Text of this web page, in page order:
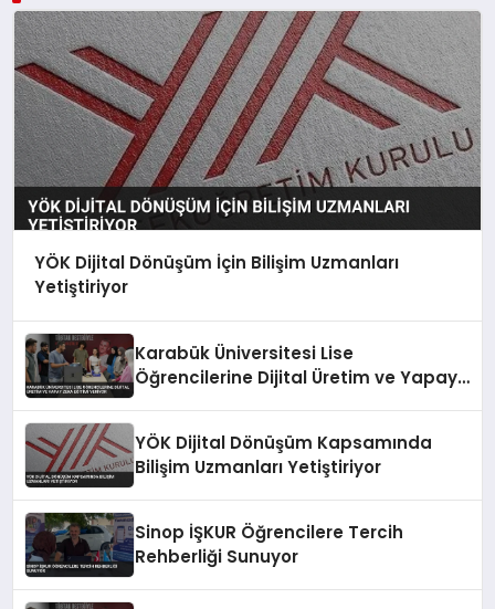
YÖK Dijital Dönüşüm İçin Bilişim Uzmanları
Yetiştiriyor
Karabük Üniversitesi Lise
Öğrencilerine Dijital Üretim ve Yapay
YÖK Dijital Dönüşüm Kapsamında
Bilişim Uzmanları Yetiştiriyor
Sinop İŞKUR Öğrencilere Tercih
Rehberliği Sunuyor